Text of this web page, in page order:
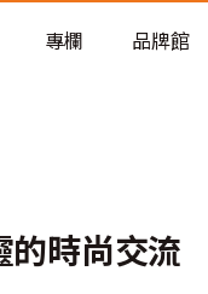
煥新術
專欄 品牌館
的時尚交流